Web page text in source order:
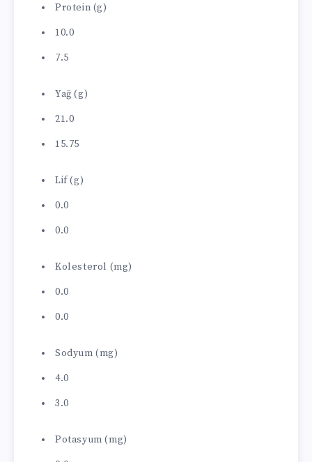
Protein (g)
10.0
7.5
Yağ (g)
21.0
15.75
Lif (g)
0.0
0.0
Kolesterol (mg)
0.0
0.0
Sodyum (mg)
4.0
3.0
Potasyum (mg)